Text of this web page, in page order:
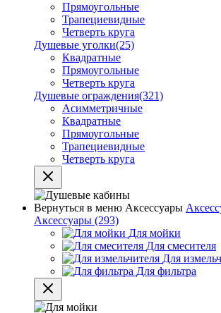
Прямоугольные
Трапециевидные
Четверть круга
Душевые уголки(25)
Квадратные
Прямоугольные
Четверть круга
Душевые ограждения(321)
Асимметричные
Квадратные
Прямоугольные
Трапециевидные
Четверть круга
Вернуться в меню Аксессуары
Аксессуары (293)
Для мойки
Для смесителя
Для
Для фильтра